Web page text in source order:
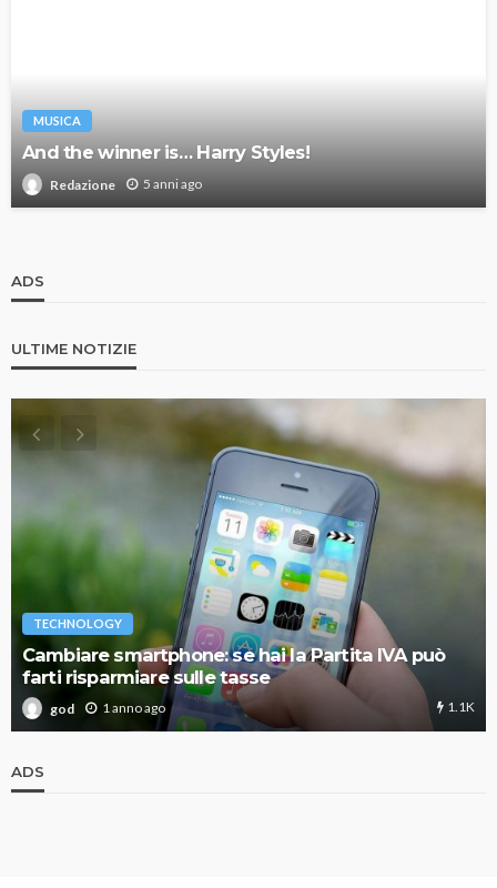
MUSICA
And the winner is… Harry Styles!
Redazione 5 anni ago
ADS
ULTIME NOTIZIE
TECHNOLOGY
Cambiare smartphone: se hai la Partita IVA può
farti risparmiare sulle tasse
god 1 anno ago 1.1K
ADS